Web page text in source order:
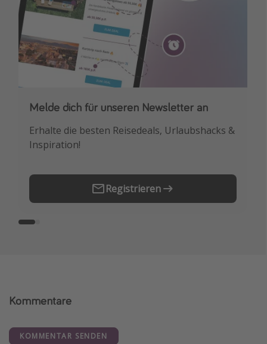
Melde dich für unseren Newsletter an
Erhalte die besten Reisedeals, Urlaubshacks &
Inspiration!
Registrieren
Downloade unsere App
Buche die besten Reiseschnäppchen als
Erstes.
Kommentare
KOMMENTAR SENDEN